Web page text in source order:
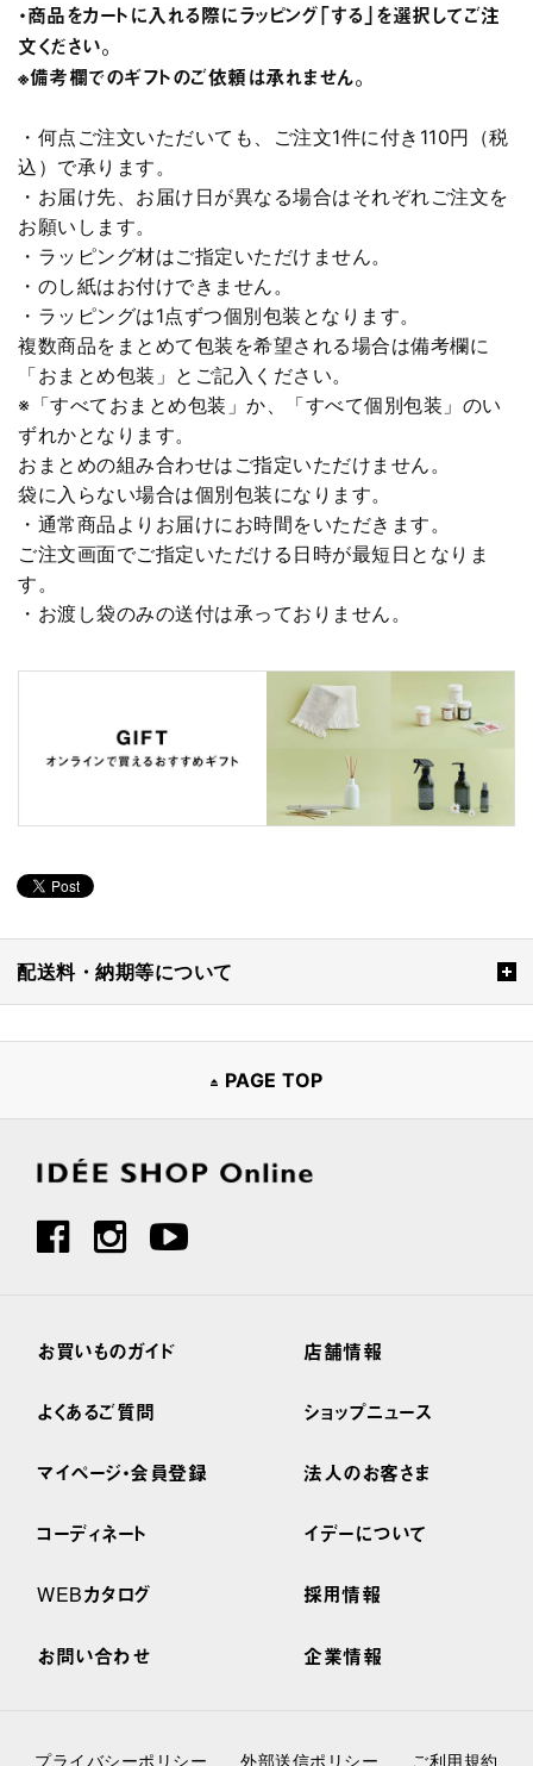
・商品をカートに入れる際にラッピング「する」を選択してご注
文ください。
※備考欄でのギフトのご依頼は承れません。
・何点ご注文いただいても、ご注文1件に付き110円（税
込）で承ります。
・お届け先、お届け日が異なる場合はそれぞれご注文を
お願いします。
・ラッピング材はご指定いただけません。
・のし紙はお付けできません。
・ラッピングは1点ずつ個別包装となります。
複数商品をまとめて包装を希望される場合は備考欄に
「おまとめ包装」とご記入ください。
※「すべておまとめ包装」か、「すべて個別包装」のい
ずれかとなります。
おまとめの組み合わせはご指定いただけません。
袋に入らない場合は個別包装になります。
・通常商品よりお届けにお時間をいただきます。
ご注文画面でご指定いただける日時が最短日となりま
す。
・お渡し袋のみの送付は承っておりません。
配送料・納期等について
PAGE TOP
お買いものガイド
よくあるご質問
マイページ・会員登録
コーディネート
WEBカタログ
お問い合わせ
店舗情報
ショップニュース
法人のお客さま
イデーについて
採用情報
企業情報
プライバシーポリシー 外部送信ポリシー ご利用規約